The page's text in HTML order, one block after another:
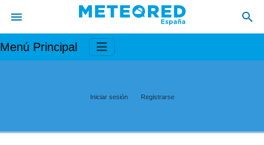
Menú Principal
Iniciar sesión Registrarse